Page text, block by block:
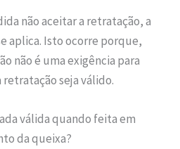
não aceitar a retratação, a
aplica. Isto ocorre porque,
não é uma exigência para
seja válido.
válida quando feita em
da queixa?